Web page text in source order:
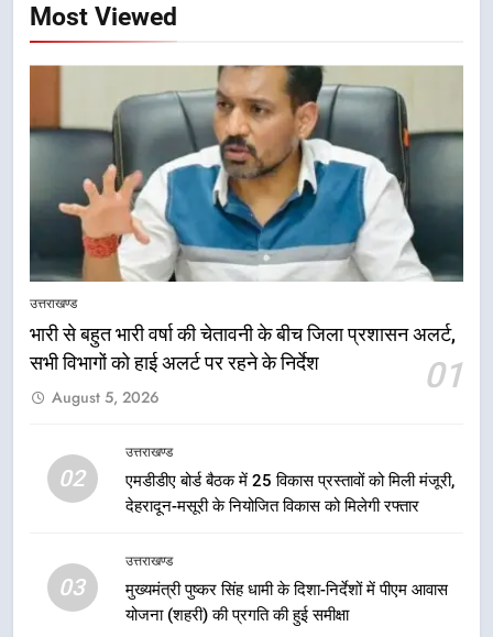
Most Viewed
उत्तराखण्ड
भारी से बहुत भारी वर्षा की चेतावनी के बीच जिला प्रशासन अलर्ट,
सभी विभागों को हाई अलर्ट पर रहने के निर्देश
01
August 5, 2026
02
उत्तराखण्ड
एमडीडीए बोर्ड बैठक में 25 विकास प्रस्तावों को मिली मंजूरी,
देहरादून-मसूरी के नियोजित विकास को मिलेगी रफ्तार
03
उत्तराखण्ड
मुख्यमंत्री पुष्कर सिंह धामी के दिशा-निर्देशों में पीएम आवास
योजना (शहरी) की प्रगति की हुई समीक्षा
5
कांवड़ मार्ग
का शुभारंभ
उत्तराखण्ड